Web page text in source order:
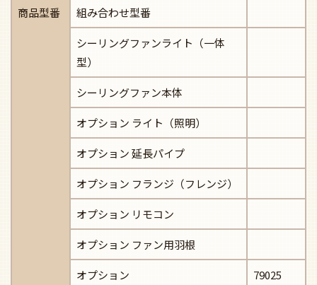
商品型番 組み合わせ型番
シーリングファンライト（一体
型）
シーリングファン本体
オプション ライト（照明）
オプション 延長パイプ
オプション フランジ（フレンジ）
オプション リモコン
オプション ファン用羽根
オプション 79025